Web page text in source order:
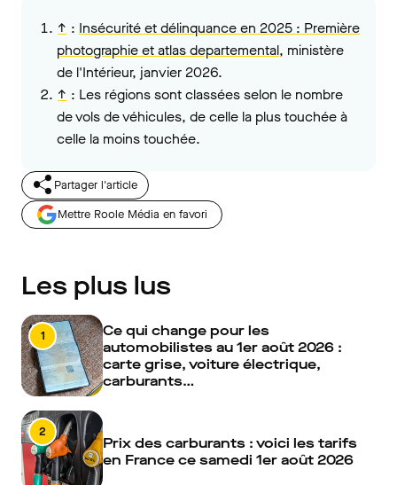
↑ : Insécurité et délinquance en 2025 : Première
photographie et atlas departemental, ministère
de l'Intérieur, janvier 2026.
↑ : Les régions sont classées selon le nombre
de vols de véhicules, de celle la plus touchée à
celle la moins touchée.
Partager l'article
Mettre Roole Média en favori
Les plus lus
1
Ce qui change pour les
automobilistes au 1er août 2026 :
carte grise, voiture électrique,
carburants…
2
Prix des carburants : voici les tarifs
en France ce samedi 1er août 2026